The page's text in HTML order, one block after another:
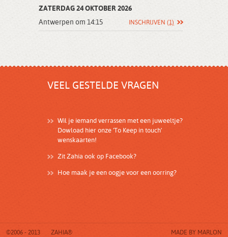
ZATERDAG 24 OKTOBER 2026
Antwerpen om 14:15
INSCHRIJVEN (1)
VEEL GESTELDE VRAGEN
Wil je iemand verrassen met een juweeltje?
Dowload hier onze 'To Keep in touch'
wenskaarten!
Zit Zahia ook op Facebook?
Hoe maak je een oogje voor een oorring?
©2006 - 2013 ZAHIA® MADE BY MARLON